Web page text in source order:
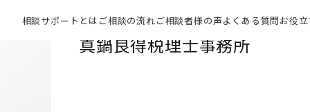
相談サポートとは ご相談の流れご相談者様の声よくある質問お役
真鍋良得税理士事務所